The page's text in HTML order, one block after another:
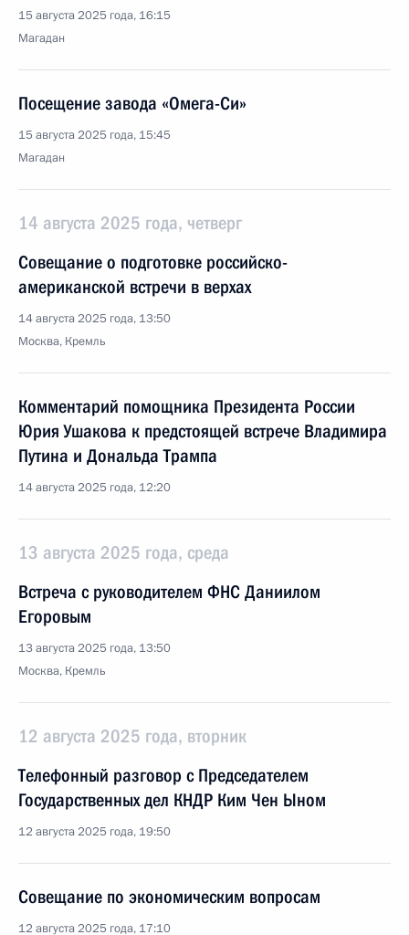
15 августа 2025 года, 16:15
Магадан
Посещение завода «Омега-Си»
15 августа 2025 года, 15:45
Магадан
14 августа 2025 года, четверг
Совещание о подготовке российско-
американской встречи в верхах
14 августа 2025 года, 13:50
Москва, Кремль
Комментарий помощника Президента России
Юрия Ушакова к предстоящей встрече Владимира
Путина и Дональда Трампа
14 августа 2025 года, 12:20
13 августа 2025 года, среда
Встреча с руководителем ФНС Даниилом
Егоровым
13 августа 2025 года, 13:50
Москва, Кремль
12 августа 2025 года, вторник
Телефонный разговор с Председателем
Государственных дел КНДР Ким Чен Ыном
12 августа 2025 года, 19:50
Совещание по экономическим вопросам
12 августа 2025 года, 17:10